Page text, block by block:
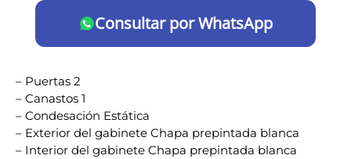
Consultar por WhatsApp
– Puertas 2
– Canastos 1
– Condesación Estática
– Exterior del gabinete Chapa prepintada blanca
– Interior del gabinete Chapa prepintada blanca